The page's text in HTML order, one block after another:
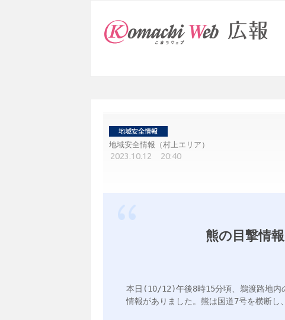
地域安全情報（村上エリア）
2023.10.12 20:40
熊の目撃情
本日(10/12)午後8時15分頃、鵜渡路地内
情報がありました。熊は国道7号を横断し